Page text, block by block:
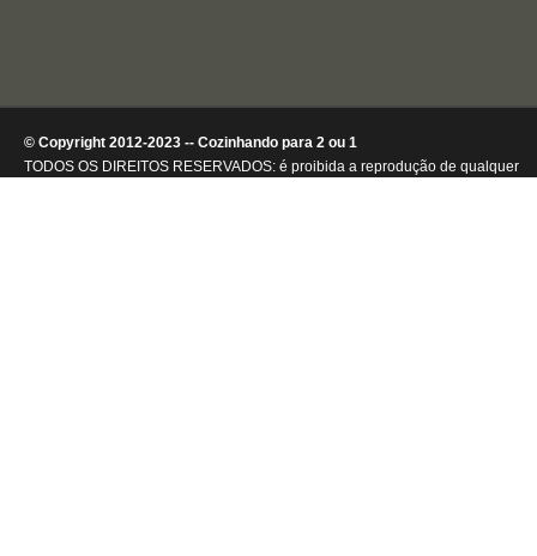
© Copyright 2012-2023 -- Cozinhando para 2 ou 1
TODOS OS DIREITOS RESERVADOS: é proibida a reprodução de qualquer